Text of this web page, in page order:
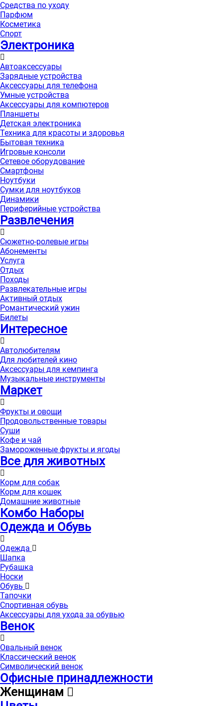
Средства по уходу
Парфюм
Косметика
Спорт
Электроника
Автоаксессуары
Зарядные устройства
Аксессуары для телефона
Умные устройства
Аксессуары для компютеров
Планшеты
Детская электроника
Техника для красоты и здоровья
Бытовая техника
Игровые консоли
Сетевое оборудование
Смартфоны
Ноутбуки
Сумки для ноутбуков
Динамики
Периферийные устройства
Развлечения
Сюжетно-ролевые игры
Абонементы
Услуга
Отдых
Походы
Развлекательные игры
Активный отдых
Романтический ужин
Билеты
Интересноe
Автолюбителям
Для любителей кино
Аксессуары для кемпинга
Музыкальные инструменты
Маркет
Фрукты и овощи
Продовольственные товары
Суши
Кофе и чай
Замороженные фрукты и ягоды
Все для животных
Корм для собак
Корм для кошек
Домашние животные
Комбо Наборы
Одежда и Обувь
Одежда
Шапка
Рубашка
Носки
Обувь
Тапочки
Спортивная обувь
Аксессуары для ухода за обувью
Венок
Овальный венок
Классический венок
Символический венок
Офисные принадлежности
Женщинам